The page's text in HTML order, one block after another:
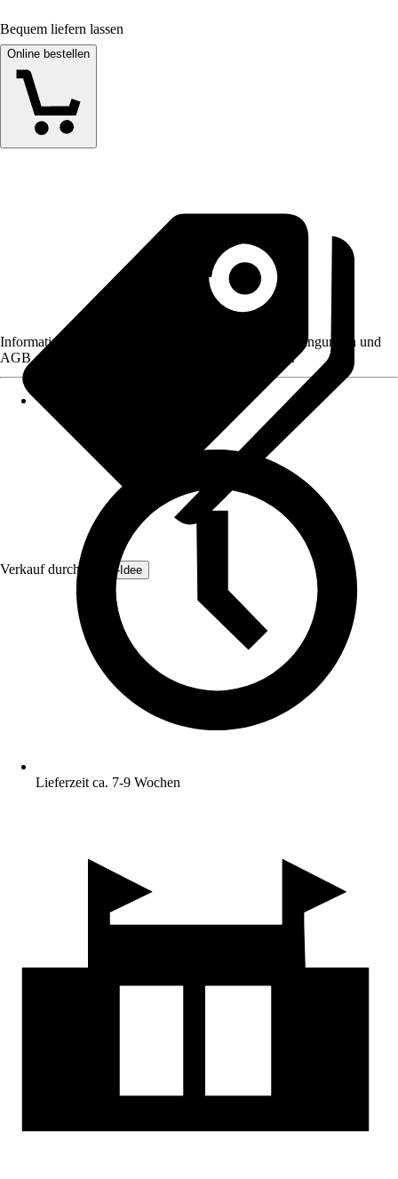
Bequem liefern lassen
Online bestellen
Verkauf durch: Zaun-Idee
Informationen des Verkäufers, wie z. B. Rückgabebedingungen und
AGB, finden Sie bei Klick auf den Verkäufernamen.
Lieferzeit ca. 7-9 Wochen